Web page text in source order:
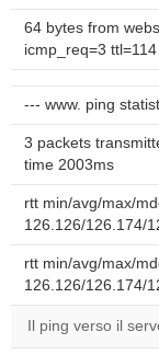
64 bytes from
icmp_req=3 ttl=114
--- www. ping
3 packets
time 2003ms
rtt min/avg/max/
126.126/126.174/
rtt min/avg/max/
126.126/126.174/
Il ping verso il